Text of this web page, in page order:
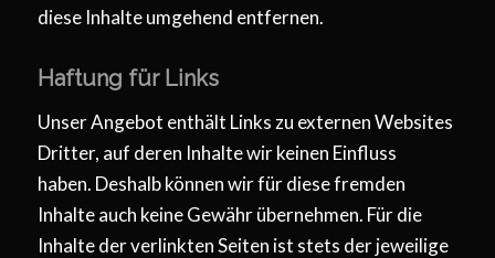
diese Inhalte umgehend entfernen.
Haftung für Links
Unser Angebot enthält Links zu externen Websites
Dritter, auf deren Inhalte wir keinen Einfluss
haben. Deshalb können wir für diese fremden
Inhalte auch keine Gewähr übernehmen. Für die
Inhalte der verlinkten Seiten ist stets der jeweilige